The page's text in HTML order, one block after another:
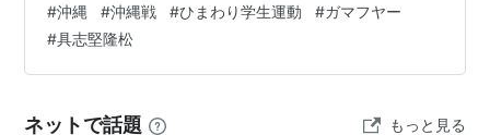
わり学生運動の記録。10年前、自宅徒歩圏内で起こった
できごとを観察していました。記事作成中は、グーグル
ストリートビューで立法院のまわりをぐるぐるまわって
志堅隆松）ハンスト2011・2022＠沖縄県…
#沖縄 #沖縄戦 #ひまわり学生運動 #ガマフヤー
#具志堅隆松
ネットで話題 もっと見る